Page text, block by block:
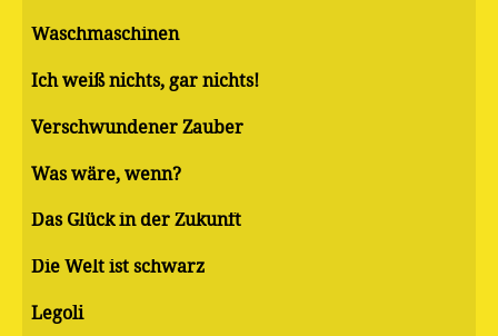
Waschmaschinen
Ich weiß nichts, gar nichts!
Verschwundener Zauber
Was wäre, wenn?
Das Glück in der Zukunft
Die Welt ist schwarz
Legoli